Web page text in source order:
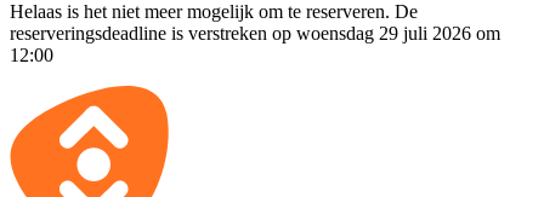
Helaas is het niet meer mogelijk om te reserveren. De
reserveringsdeadline is verstreken op woensdag 29 juli 2026 om
12:00